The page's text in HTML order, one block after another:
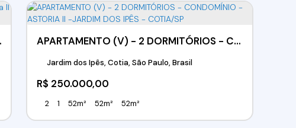
Ipês APARTAMENTO (V) - 2 DORMITÓRIOS - CONDOMÍNIO - ASTORIA II -JARDIM DOS IPÊS - COTIA/SP
R$ 250.000,00
Jardim dos Ipês, Cotia, São Paulo, Brasil
2 1 52m² 52m² 52m²